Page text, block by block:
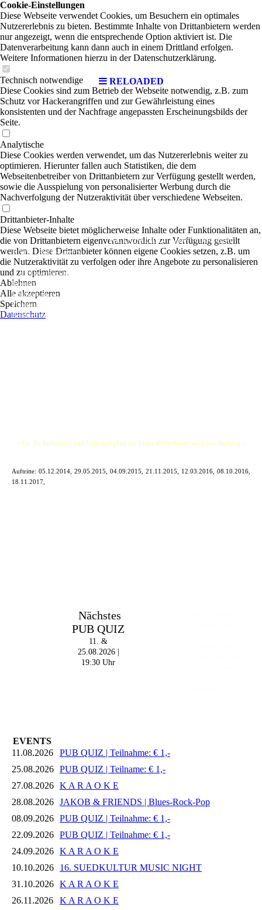
RELOADED
RELOADEDThe Foundation of
Rock | Rock-Covers
… die Coverband für Euer nächstes Live-Event!
Reloaded bieten Euch rockigen Sound der letzten zwei Jahrzehnte mit Allem, was gute
Unterhaltung ausmacht! Jahre lange Bühnenerfahrung und professionelle Stage-
Performance zeichnen Reloaded aus. Mit Know-how und Enthusiasmus bringen
Reloaded ein Programm voller Dampf und Energie auf die Bühnen von Clubs,
+ Für die Richtigkeit und Vollständigkeit der Links übernehmen wir keine Haftung +
Auftritte: 05.12.2014, 29.05.2015, 04.09.2015, 21.11.2015, 12.03.2016, 08.10.2016,
18.11.2017,
Nächstes
PUB QUIZ
11. &
25.08.2026 |
19:30 Uhr
EVENTS
11.08.2026
PUB QUIZ | Teilnahme: € 1,-
25.08.2026 PUB QUIZ | Teilname: € 1,-
27.08.2026 K A R A O K E
28.08.2026 JAKOB & FRIENDS | Blues-Rock-Pop
08.09.2026 PUB QUIZ | Teilnahme: € 1,-
22.09.2026 PUB QUIZ | Teilnahme: € 1,-
24.09.2026 K A R A O K E
10.10.2026
16. SUEDKULTUR MUSIC NIGHT
31.10.2026 K A R A O K E
26.11.2026
K A R A O K E
Cookie-Einstellungen
Diese Webseite verwendet Cookies, um Besuchern ein optimales
Nutzererlebnis zu bieten. Bestimmte Inhalte von Drittanbietern werden
nur angezeigt, wenn die entsprechende Option aktiviert ist. Die
Datenverarbeitung kann dann auch in einem Drittland erfolgen.
Weitere Informationen hierzu in der Datenschutzerklärung.
Technisch notwendige
Diese Cookies sind zum Betrieb der Webseite notwendig, z.B. zum
Schutz vor Hackerangriffen und zur Gewährleistung eines
konsistenten und der Nachfrage angepassten Erscheinungsbilds der
Seite.
Analytische
Diese Cookies werden verwendet, um das Nutzererlebnis weiter zu
optimieren. Hierunter fallen auch Statistiken, die dem
Webseitenbetreiber von Drittanbietern zur Verfügung gestellt werden,
sowie die Ausspielung von personalisierter Werbung durch die
Nachverfolgung der Nutzeraktivität über verschiedene Webseiten.
Drittanbieter-Inhalte
Diese Webseite bietet möglicherweise Inhalte oder Funktionalitäten an,
die von Drittanbietern eigenverantwortlich zur Verfügung gestellt
werden. Diese Drittanbieter können eigene Cookies setzen, z.B. um
die Nutzeraktivität zu verfolgen oder ihre Angebote zu personalisieren
und zu optimieren.
Ablehnen
Alle akzeptieren
Speichern
Datenschutz